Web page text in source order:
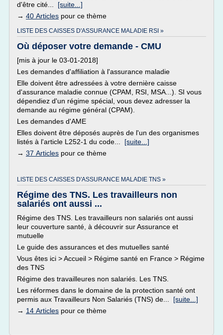
d'être cité... [suite...]
→ 40 Articles pour ce thème
LISTE DES CAISSES D'ASSURANCE MALADIE RSI »
Où déposer votre demande - CMU
[mis à jour le 03-01-2018]
Les demandes d'affiliation à l'assurance maladie
Elle doivent être adressées à votre dernière caisse
d'assurance maladie connue (CPAM, RSI, MSA...). SI vous
dépendiez d'un régime spécial, vous devez adresser la
demande au régime général (CPAM).
Les demandes d'AME
Elles doivent être déposés auprès de l'un des organismes
listés à l'article L252-1 du code... [suite...]
→ 37 Articles pour ce thème
LISTE DES CAISSES D'ASSURANCE MALADIE TNS »
Régime des TNS. Les travailleurs non
salariés ont aussi ...
Régime des TNS. Les travailleurs non salariés ont aussi
leur couverture santé, à découvrir sur Assurance et
mutuelle
Le guide des assurances et des mutuelles santé
Vous êtes ici > Accueil > Régime santé en France > Régime
des TNS
Régime des travailleures non salariés. Les TNS.
Les réformes dans le domaine de la protection santé ont
permis aux Travailleurs Non Salariés (TNS) de... [suite...]
→ 14 Articles pour ce thème